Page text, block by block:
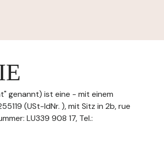
genannt) ist eine - mit einem
(USt-IdNr. ), mit Sitz in 2b, rue
LU339 908 17, Tel.: